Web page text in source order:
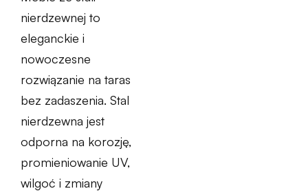
nierdzewnej to
eleganckie i
nowoczesne
rozwiązanie na taras
bez zadaszenia. Stal
nierdzewna jest
odporna na korozję,
promieniowanie UV,
wilgoć i zmiany